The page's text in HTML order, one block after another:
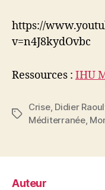
https://
v=n4J8kydOvbc
Ressources : IHU
Étiquettes
Crise, Didier
Méditerranée,
Auteur